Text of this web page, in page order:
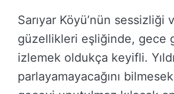
Sarıyar Köyü’nün sessizliği
güzellikleri eşliğinde, gece
izlemek oldukça keyifli.
parlayamayacağını